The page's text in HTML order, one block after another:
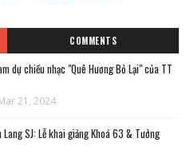
COMMENTS
dự chiều nhạc "Quê Hương Bỏ Lại" của TT
21, 2024
SJ: Lễ khai giảng Khoá 63 & Tưởng